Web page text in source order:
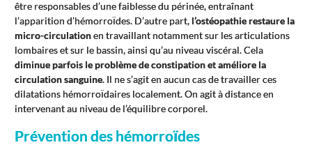
être responsables d’une faiblesse du périnée, entraînant
l’apparition d’hémorroïdes. D’autre part, l’ostéopathie restaure la
micro-circulationen travaillant notamment sur les articulations
lombaires et sur le bassin, ainsi qu’au niveau viscéral. Cela
diminue parfois le problème de constipation et améliore la
circulation sanguine. Il ne s’agit en aucun cas de travailler ces
dilatations hémorroïdaires localement. On agit à distance en
intervenant au niveau de l’équilibre corporel.
Prévention des hémorroïdes